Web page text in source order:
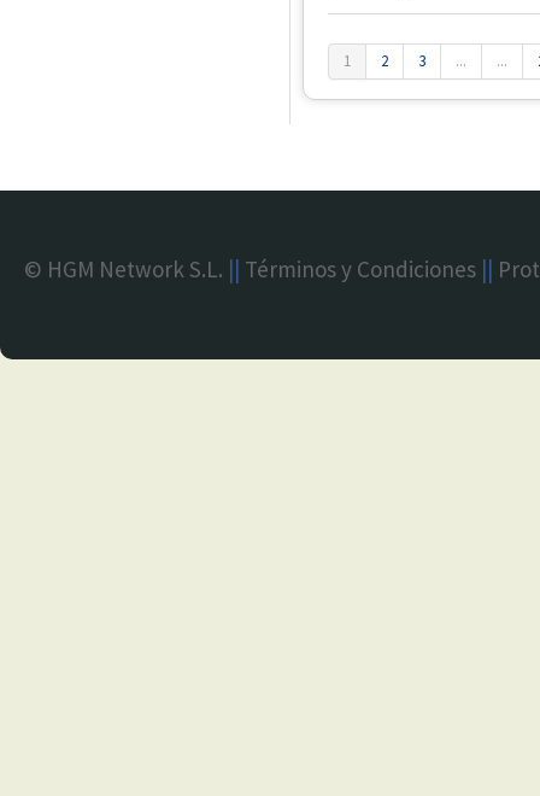
1 2 3 ... ...
© HGM Network S.L. || Términos y Condiciones ||